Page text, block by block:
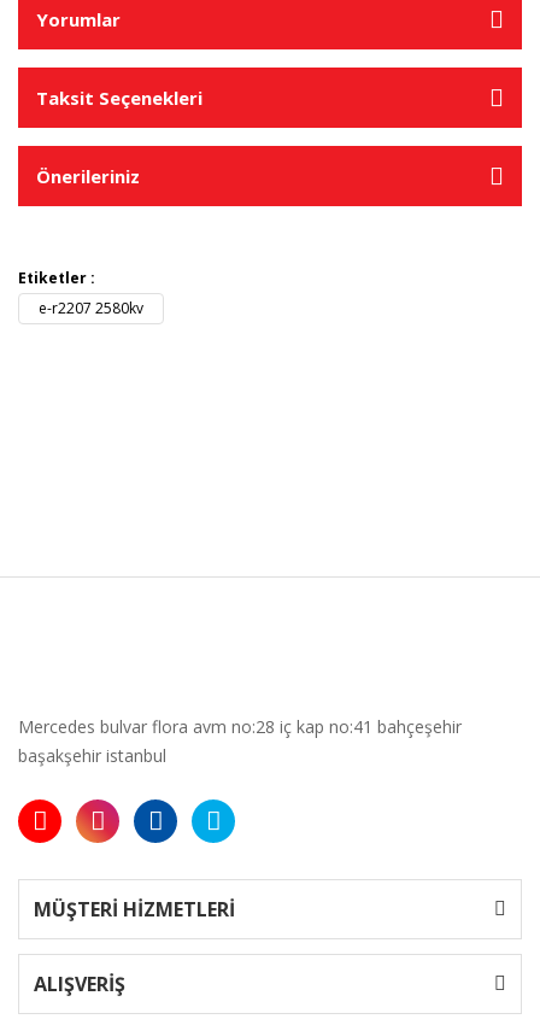
Yorumlar
Taksit Seçenekleri
Önerileriniz
Etiketler :
e-r2207 2580kv
Mercedes bulvar flora avm no:28 iç kap no:41 bahçeşehir
başakşehir istanbul
MÜŞTERİ HİZMETLERİ
ALIŞVERİŞ